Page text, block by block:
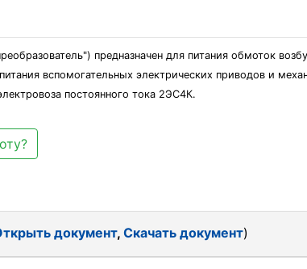
предназначен для питания обмоток
вспомогательных электрических приводов и
постоянного тока 2ЭС4К.
документ, Скачать документ)